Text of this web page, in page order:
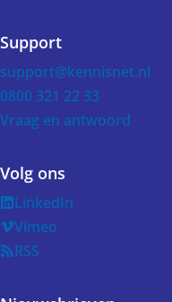
Support
support@kennisnet.nl
0800 321 22 33
Vraag en antwoord
Volg ons
LinkedIn
Vimeo
RSS